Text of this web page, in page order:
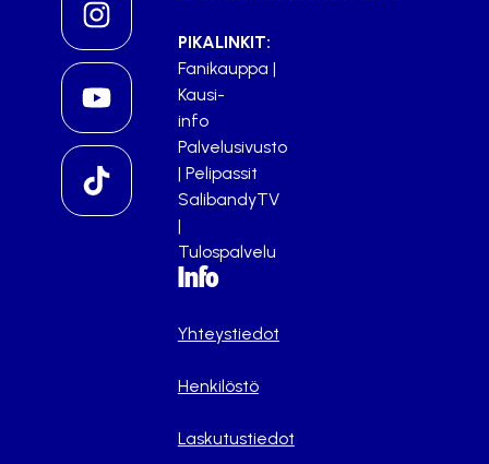
PIKALINKIT:
Fanikauppa |
Kausi-
info
Palvelusivusto
| Pelipassit
SalibandyTV
|
Tulospalvelu
Info
Yhteystiedot
Henkilöstö
Laskutustiedot